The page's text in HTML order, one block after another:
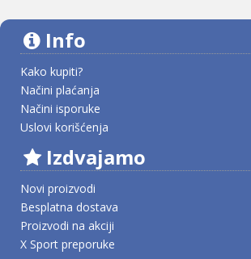
Info
Kako kupiti?
Načini plaćanja
Načini isporuke
Uslovi korišćenja
Izdvajamo
Novi proizvodi
Besplatna dostava
Proizvodi na akciji
X Sport preporuke